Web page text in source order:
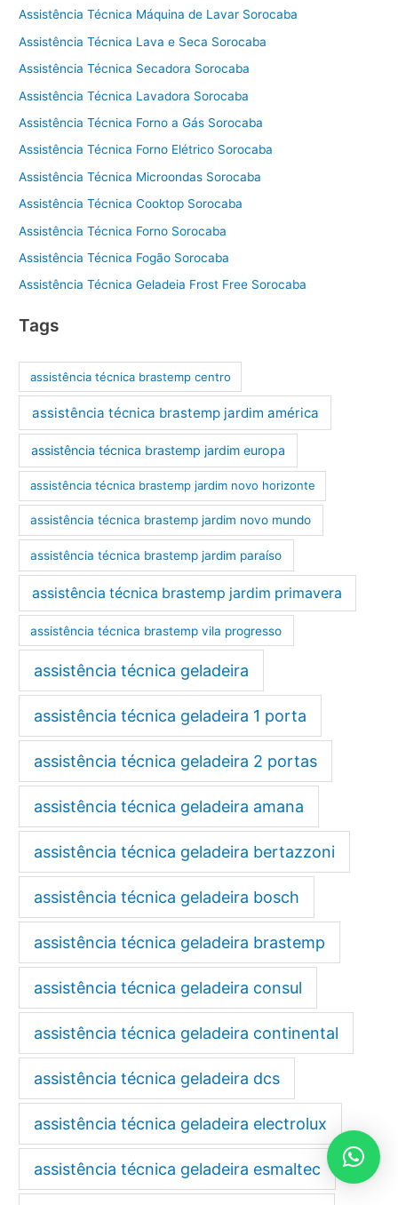
Assistência Técnica Máquina de Lavar Sorocaba
Assistência Técnica Lava e Seca Sorocaba
Assistência Técnica Secadora Sorocaba
Assistência Técnica Lavadora Sorocaba
Assistência Técnica Forno a Gás Sorocaba
Assistência Técnica Forno Elétrico Sorocaba
Assistência Técnica Microondas Sorocaba
Assistência Técnica Cooktop Sorocaba
Assistência Técnica Forno Sorocaba
Assistência Técnica Fogão Sorocaba
Assistência Técnica Geladeia Frost Free Sorocaba
Tags
assistência técnica brastemp centro
assistência técnica brastemp jardim américa
assistência técnica brastemp jardim europa
assistência técnica brastemp jardim novo horizonte
assistência técnica brastemp jardim novo mundo
assistência técnica brastemp jardim paraíso
assistência técnica brastemp jardim primavera
assistência técnica brastemp vila progresso
assistência técnica geladeira
assistência técnica geladeira 1 porta
assistência técnica geladeira 2 portas
assistência técnica geladeira amana
assistência técnica geladeira bertazzoni
assistência técnica geladeira bosch
assistência técnica geladeira brastemp
assistência técnica geladeira consul
assistência técnica geladeira continental
assistência técnica geladeira dcs
assistência técnica geladeira electrolux
assistência técnica geladeira esmaltec